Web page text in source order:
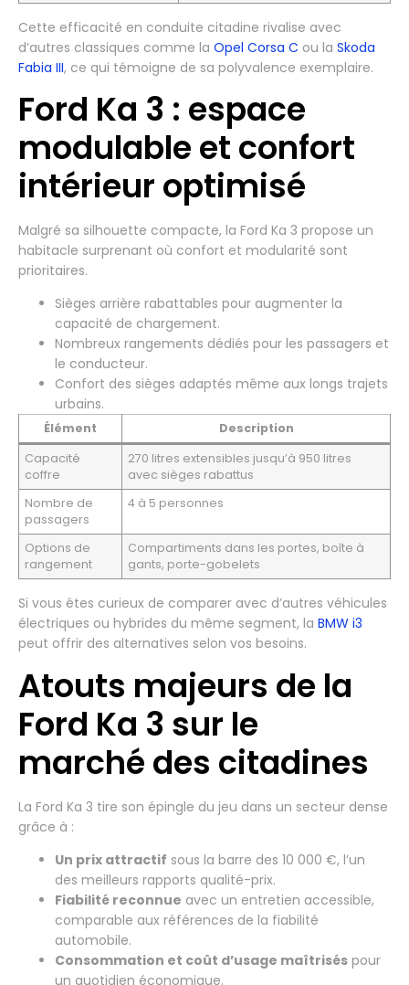
Cette efficacité en conduite citadine rivalise avec
d’autres classiques comme la Opel Corsa C ou la Skoda
Fabia III, ce qui témoigne de sa polyvalence exemplaire.
Ford Ka 3 : espace
modulable et confort
intérieur optimisé
Malgré sa silhouette compacte, la Ford Ka 3 propose un
habitacle surprenant où confort et modularité sont
prioritaires.
Sièges arrière rabattables pour augmenter la
capacité de chargement.
Nombreux rangements dédiés pour les passagers et
le conducteur.
Confort des sièges adaptés même aux longs trajets
urbains.
Élément
Description
Capacité
coffre
270 litres extensibles jusqu’à 950 litres
avec sièges rabattus
Nombre de
passagers
4 à 5 personnes
Options de
rangement
Compartiments dans les portes, boîte à
gants, porte-gobelets
Si vous êtes curieux de comparer avec d’autres véhicules
électriques ou hybrides du même segment, la BMW i3
peut offrir des alternatives selon vos besoins.
Atouts majeurs de la
Ford Ka 3 sur le
marché des citadines
La Ford Ka 3 tire son épingle du jeu dans un secteur dense
grâce à :
Un prix attractif sous la barre des 10 000 €, l’un
des meilleurs rapports qualité-prix.
Fiabilité reconnue avec un entretien accessible,
comparable aux références de la fiabilité
automobile.
Consommation et coût d’usage maîtrisés pour
un quotidien économique.